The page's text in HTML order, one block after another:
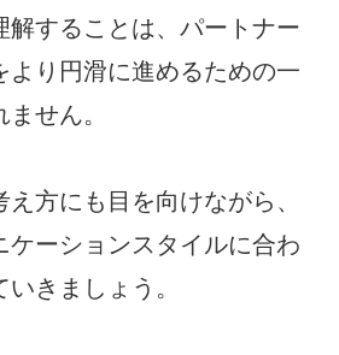
解することは、パートナー
より円滑に進めるための一
せん。
方にも目を向けながら、
ケーションスタイルに合わ
きましょう。